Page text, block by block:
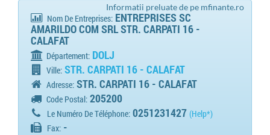
Informatii preluate de pe mfinante.ro
Nom De Entreprises: ENTREPRISES SC
AMARILDO COM SRL STR. CARPATI 16 -
CALAFAT
Département: DOLJ
Ville: STR. CARPATI 16 - CALAFAT
Adresse: STR. CARPATI 16 - CALAFAT
Code Postal: 205200
Le Numéro De Téléphone: 0251231427(Help*)
Fax: -